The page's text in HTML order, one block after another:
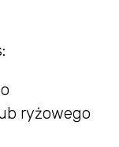
ryżowego